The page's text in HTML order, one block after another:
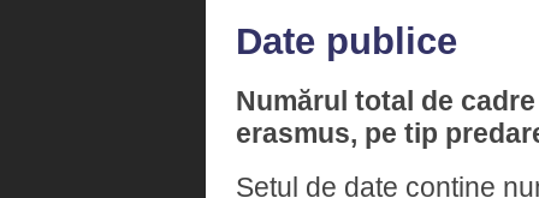
Date publice
Numărul total de
erasmus, pe tip
Setul de date conține